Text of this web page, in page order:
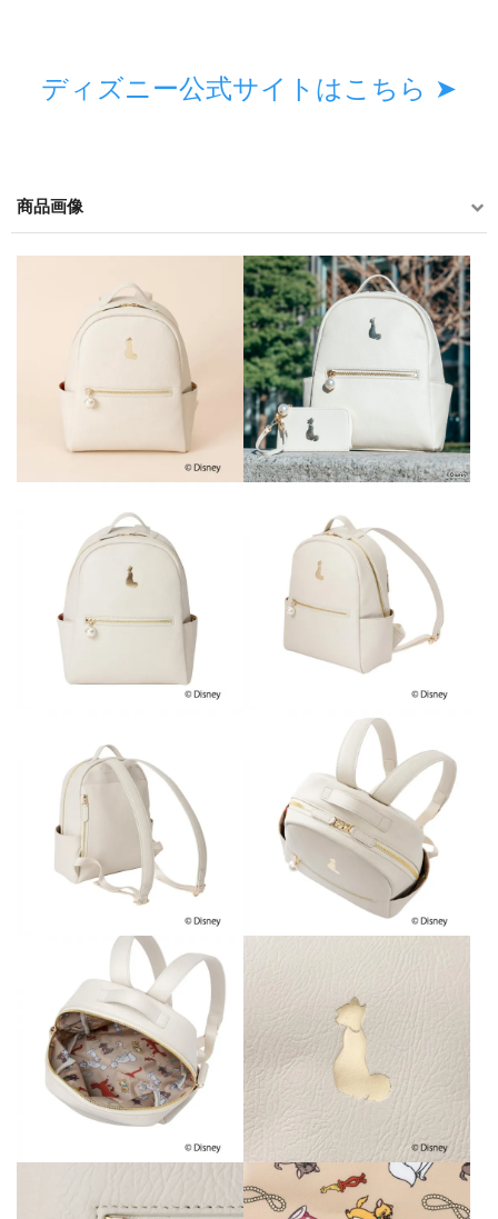
ディズニー公式サイトはこちら ➤
商品画像